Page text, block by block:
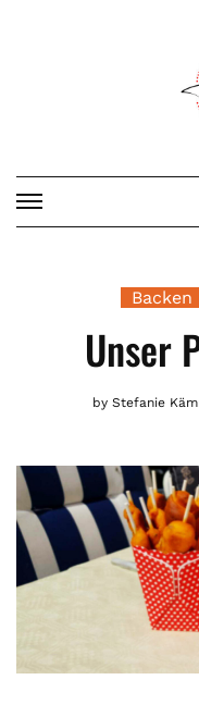
Backen
Unser
byStefanie